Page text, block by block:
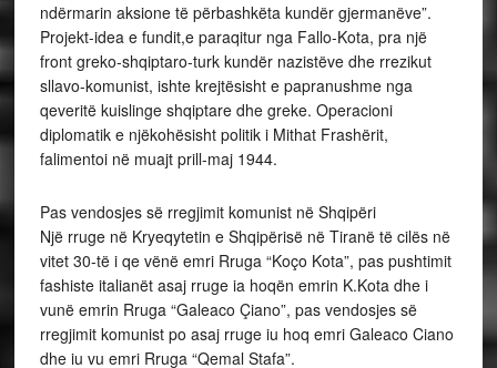
ndërmarin aksione të përbashkëta kundër gjermanëve”.
Projekt-idea e fundit,e paraqitur nga Fallo-Kota, pra një
front greko-shqiptaro-turk kundër nazistëve dhe rrezikut
sllavo-komunist, ishte krejtësisht e papranushme nga
qeveritë kuislinge shqiptare dhe greke. Operacioni
diplomatik e njëkohësisht politik i Mithat Frashërit,
falimentoi në muajt prill-maj 1944.
Pas vendosjes së rregjimit komunist në Shqipëri
Një rruge në Kryeqytetin e Shqipërisë në Tiranë të cilës në
vitet 30-të i qe vënë emri Rruga “Koço Kota”, pas pushtimit
fashiste italianët asaj rruge ia hoqën emrin K.Kota dhe i
vunë emrin Rruga “Galeaco Çiano”, pas vendosjes së
rregjimit komunist po asaj rruge iu hoq emri Galeaco Ciano
dhe iu vu emri Rruga “Qemal Stafa”.